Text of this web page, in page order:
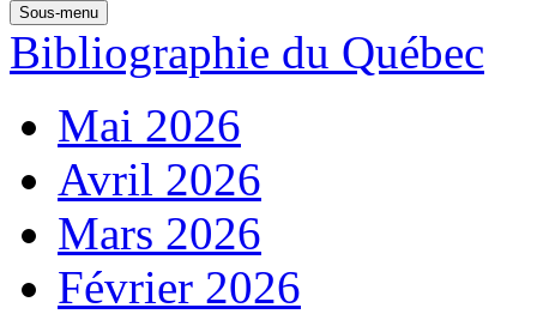
Sous-menu
Bibliographie du Québec
Mai 2026
Avril 2026
Mars 2026
Février 2026